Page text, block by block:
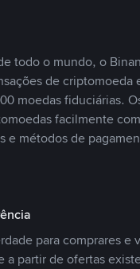
todo o mundo, o
de criptomoeda
moedas fiduciárias.
facilmente
e métodos de
para comprares e
a partir de ofertas